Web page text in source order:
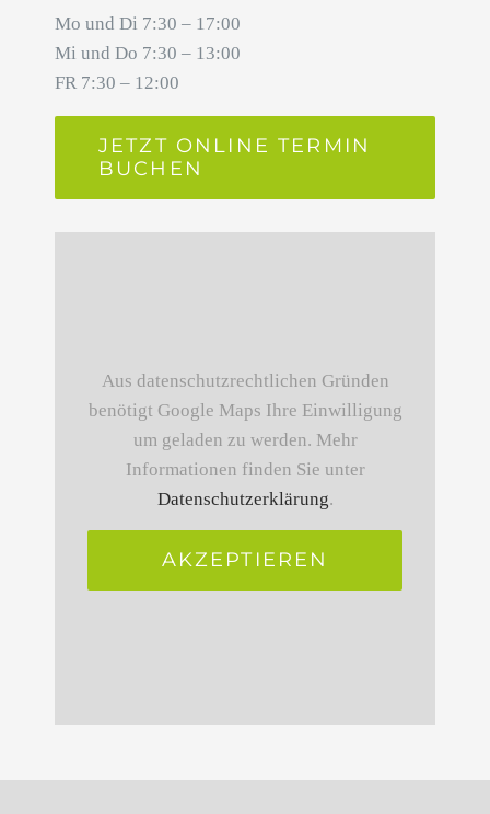
Mo und Di 7:30 – 17:00
Mi und Do 7:30 – 13:00
FR 7:30 – 12:00
JETZT ONLINE TERMIN
BUCHEN
Aus datenschutzrechtlichen Gründen
benötigt Google Maps Ihre Einwilligung
um geladen zu werden. Mehr
Informationen finden Sie unter
Datenschutzerklärung.
AKZEPTIEREN